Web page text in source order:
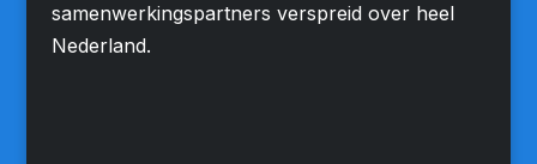
samenwerkingspartners verspreid over heel
Nederland.